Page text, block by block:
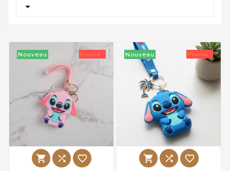

Nouveau Promo !
  
Nouveau Promo !
  